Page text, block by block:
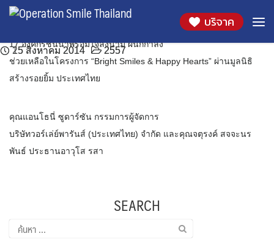
Skip
บริจาค
เดือน:สิงหาคม 2014
“ปากแหว่งเพดานโหว่” ภาวะไร้การสื่อสารที่
25 สิงหาคม 2014 2557
17 องค์กรชั้นนำพร้อมใจลงนาม ผนึกกำลัง
ช่วยเหลือในโครงการ “Bright Smiles & Happy Hearts” ผ่านมูลนิธิ
สร้างรอยยิ้ม ประเทศไทย
รสา กรุ๊ปให้ความอนุเคราะห์พื้นที่บริเวณตึกรสาเพื่อให้
ข้อมูลเกี่ยวกับการป้องกันภาวะปากแหว่งเพดานโหว่
15 สิงหาคม 2014 2557
คุณแอนโธนี่ ซูดาร์ซัน กรรมการผู้จัดการ
บริษัทวอร์เล่ย์พารันส์ (ประเทศไทย) จำกัด และคุณจตุรงค์ สจจะนร
พันธ์ ประธานอาวุโส รสา
SEARCH
ค้นหา
สำหรับ: